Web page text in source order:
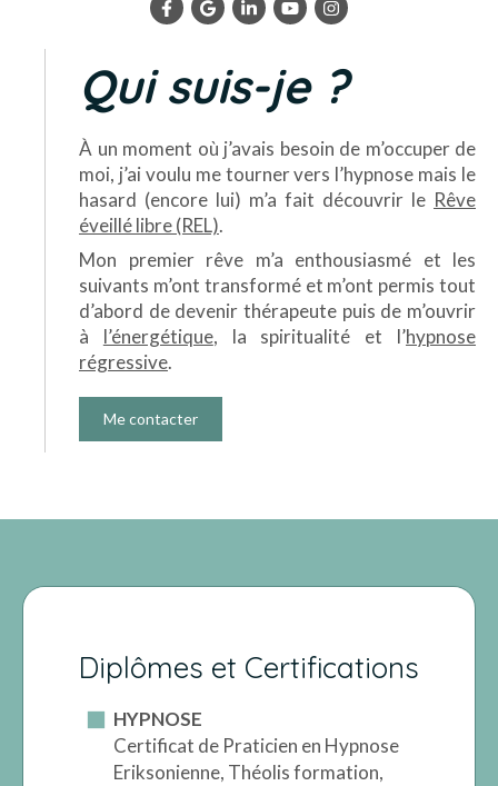
Qui suis-je ?
À un moment où j’avais besoin de m’occuper de
moi, j’ai voulu me tourner vers l’hypnose mais le
hasard (encore lui) m’a fait découvrir le Rêve
éveillé libre (REL).
Mon premier rêve m’a enthousiasmé et les
suivants m’ont transformé et m’ont permis tout
d’abord de devenir thérapeute puis de m’ouvrir
à l’énergétique, la spiritualité et l’hypnose
régressive.
Me contacter
Diplômes et Certifications
HYPNOSE
Certificat de Praticien en Hypnose
Eriksonienne, Théolis formation,